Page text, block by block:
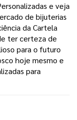
e veja
de bijuterias
da Cartela
ter certeza de
para o futuro
hoje mesmo e
para